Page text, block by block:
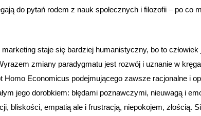
do pytań rodem z nauk społecznych i filozofii – po
staje się bardziej humanistyczny, bo to
zmiany paradygmatu jest rozwój i uznanie w
Homo Economicus podejmującego zawsze racjonalne i
jego dorobkiem: błędami poznawczymi, nieuwagą i
bliskości, empatią ale i frustracją, niepokojem, złością.